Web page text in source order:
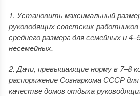
1. Установить максимальный
руководящих советских
среднего размера для семейных и
несемейных.
2. Дачи, превышающие норму в 7–8
распоряжение Совнаркома СССР для
качестве домов отдыха